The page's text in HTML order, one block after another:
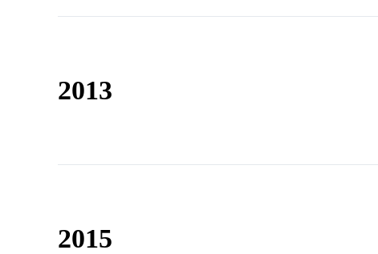
2013
2015